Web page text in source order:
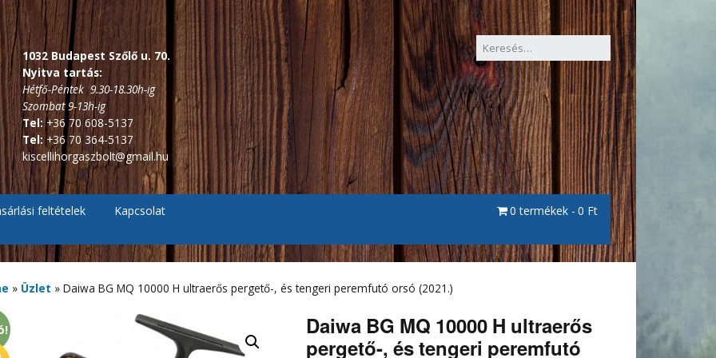
1032 Budapest Szőlő u. 70.
Nyitva tartás:
Hétfő-Péntek 9.30-18.30h-ig
Szombat 9-13h-ig
Tel:+36 70 608-5137
Tel:+36 70 364-5137
kiscellihorgaszbolt@gmail.hu
Surf
2.7m és 3 m-s bojlis
botok
3,6 m-s bojlis botok
3,9 m-s bojlis botok
3,6 m alatti feeder botok
3,6 m-s feeder botok
botok
távdobó
Hátsófékes
feltételek Kapcsolat 0 termékek 0 Ft
» Üzlet »Daiwa BG MQ 10000 H ultraerős pergető-, és tengeri peremfutó orsó (2021.)
Daiwa BG MQ 10000 H ultraerős
pergető-, és tengeri peremfutó